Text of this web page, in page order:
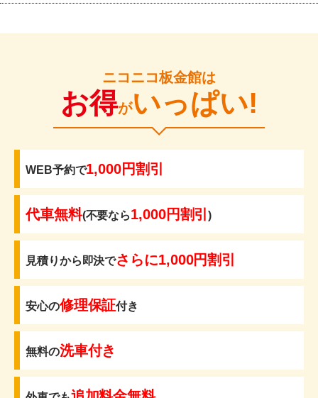
ニコニコ板金館は
お得がいっぱい!
WEB予約で1,000円割引
代車無料(不要なら1,000円割引)
見積りから即決でさらに1,000円割引
安心の修理保証付き
無料の洗車付き